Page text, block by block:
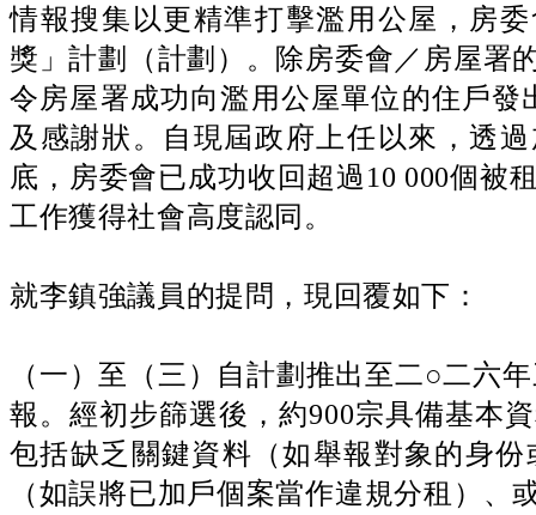
情報搜集以更精準打擊濫用公屋，房
獎」計劃（計劃）。除房委會／房屋署
令房屋署成功向濫用公屋單位的住戶
及感謝狀。自現屆政府上任以來，透
底，房委會已成功收回超過10 000個被
工作獲得社會高度認同。
就李鎮強議員的提問，現回覆如下：
（一）至（三）自計劃推出至二○二六
報。經初步篩選後，約900宗具備基本
包括缺乏關鍵資料（如舉報對象的身
（如誤將已加戶個案當作違規分租）